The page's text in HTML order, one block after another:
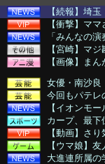
【続報】埼
【衝撃】マ
「みんなの
【宮崎】マ
【画像】ま
女優・南沙良
今回もパテレ
【イオンモ
カープ、最下
【動画】さ
【ウマ娘】
大進連所属の